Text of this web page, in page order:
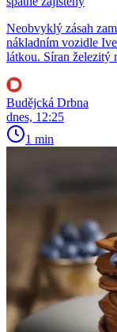
Neobvyklý zásah
nákladním vozidle
látkou. Síran železitý
Budějcká Drbna
dnes, 12:25
1 min